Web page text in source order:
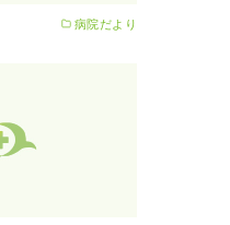
病院だより